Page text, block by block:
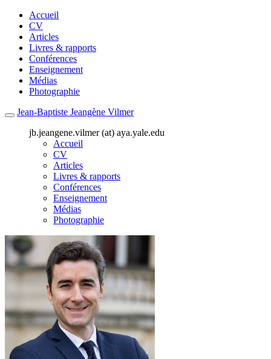
Accueil
CV
Articles
Livres & rapports
Conférences
Enseignement
Médias
Photographie
Jean-Baptiste Jeangène Vilmer
jb.jeangene.vilmer (at) aya.yale.edu
Accueil
CV
Articles
Livres & rapports
Conférences
Enseignement
Médias
Photographie